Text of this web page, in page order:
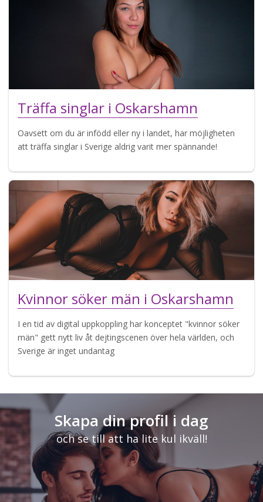
Träffa singlar i Oskarshamn
Oavsett om du är infödd eller ny i landet, har möjligheten
att träffa singlar i Sverige aldrig varit mer spännande!
Kvinnor söker män i Oskarshamn
I en tid av digital uppkoppling har konceptet "kvinnor söker
män" gett nytt liv åt dejtingscenen över hela världen, och
Sverige är inget undantag
Skapa din profil i dag
och se till att ha lite kul ikväll!